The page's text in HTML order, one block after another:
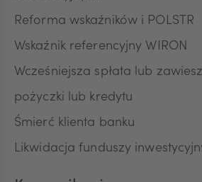
Reforma wskaźników i POLSTR
Wskaźnik referencyjny WIRON
Wcześniejsza spłata lub
pożyczki lub kredytu
Śmierć klienta banku
Likwidacja funduszy